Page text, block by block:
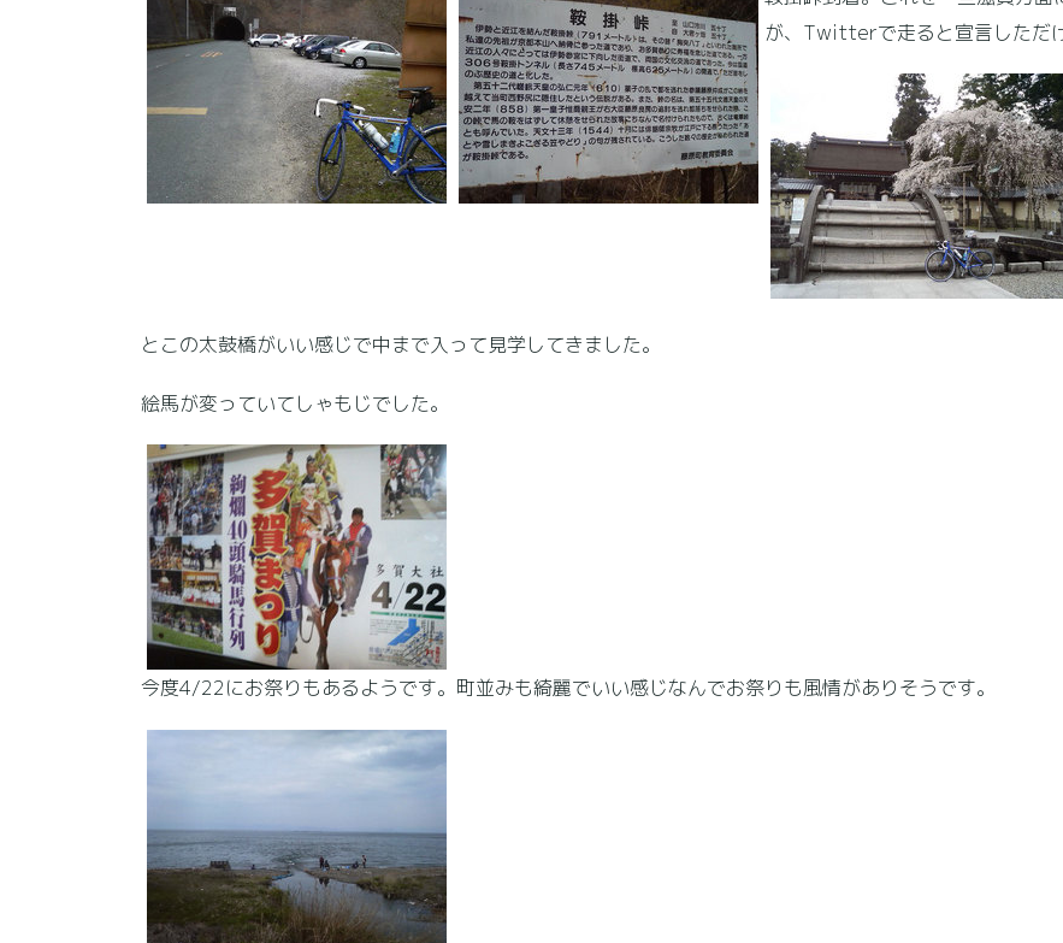
が、Twitterで走ると宣言しただ
とこの太鼓橋がいい感じで中まで入って見学してきました。
絵馬が変っていてしゃもじでした。
今度4/22にお祭りもあるようです。町並みも綺麗でいい感じなんでお祭りも風情がありそうです。